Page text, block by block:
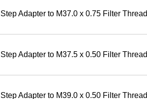
Step Adapter to M37.0 x 0.75 Filter Thread
Step Adapter to M37.5 x 0.50 Filter Thread
Step Adapter to M39.0 x 0.50 Filter Thread